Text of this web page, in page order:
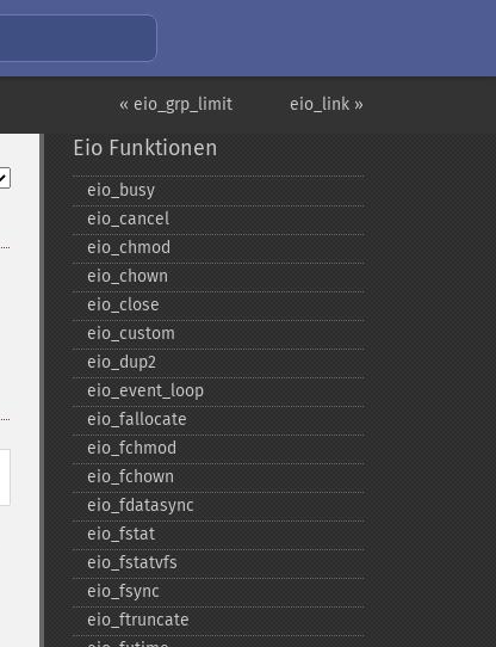
eio_link »
« eio_grp_limit
Eio Funktionen
eio_​busy
eio_​cancel
eio_​chmod
eio_​chown
eio_​close
eio_​custom
eio_​dup2
eio_​event_​loop
eio_​fallocate
eio_​fchmod
eio_​fchown
eio_​fdatasync
eio_​fstat
eio_​fstatvfs
eio_​fsync
eio_​ftruncate